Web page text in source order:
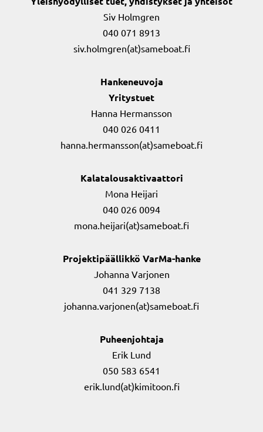
Siv Holmgren
040 071 8913
siv.holmgren(at)sameboat.fi
Hankeneuvoja
Yritystuet
Hanna Hermansson
040 026 0411
hanna.hermansson(at)sameboat.fi
Kalatalousaktivaattori
Mona Heijari
040 026 0094
mona.heijari(at)sameboat.fi
Projektipäällikkö VarMa-hanke
Johanna Varjonen
041 329 7138
johanna.varjonen(at)sameboat.fi
Puheenjohtaja
Erik Lund
050 583 6541
erik.lund(at)kimitoon.fi